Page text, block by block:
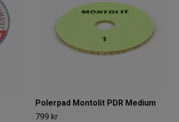
Polerpad Montolit PDR Medium
799 kr